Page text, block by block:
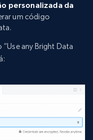
personalizada da
um código
any Bright Data